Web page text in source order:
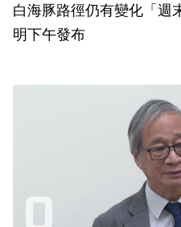
白海豚路徑仍有變化「週
明下午發布